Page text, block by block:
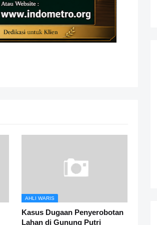
AHLI WARIS
Kasus Dugaan Penyerobotan
Lahan di Gunung Putri